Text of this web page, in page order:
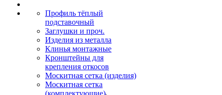
Профиль тёплый
подставочный
Заглушки и проч.
Изделия из металла
Клинья монтажные
Кронштейны для
крепления откосов
Москитная сетка (изделия)
Москитная сетка
(комплектующие)